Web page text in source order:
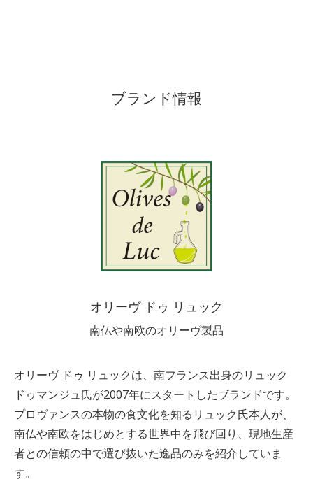
ブランド情報
オリーヴ ドゥ リュック
南仏や南欧のオリーヴ製品
オリーヴ ドゥ リュックは、南フランス出身のリュック
ドゥマンジュ氏が2007年にスタートしたブランドです。
プロヴァンスの本物の食文化を知るリュック氏本人が、
南仏や南欧をはじめとする世界中を飛び回り、現地生産
者との信頼の中で選び抜いた逸品のみを紹介していま
す。